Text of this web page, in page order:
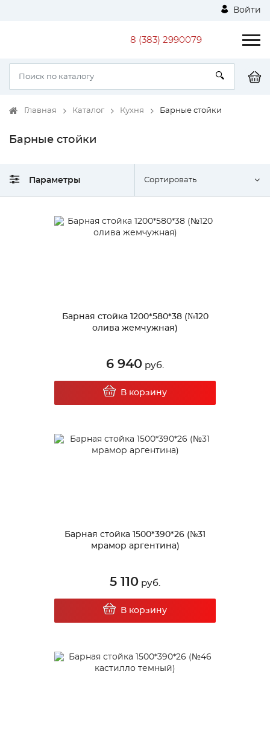
Войти
8 (383) 2990079
Главная Каталог Кухня Барные стойки
Барные стойки
Параметры Сортировать
Барная стойка 1200*580*38 (№120
олива жемчужная)
6 940 руб.
В корзину
Барная стойка 1500*390*26 (№31
мрамор аргентина)
5 110 руб.
В корзину